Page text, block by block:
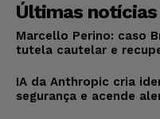
Últimas notícias
Marcello Perino: caso
tutela cautelar e
IA da Anthropic cria
segurança e acende